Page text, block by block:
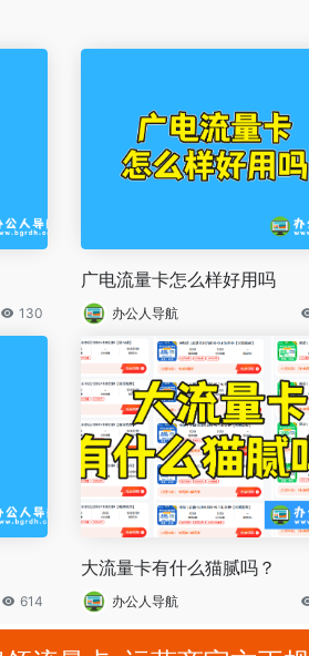
130
广电流量卡怎么样好用吗
办公人导航
614
大流量卡有什么猫腻吗？
办公人导航